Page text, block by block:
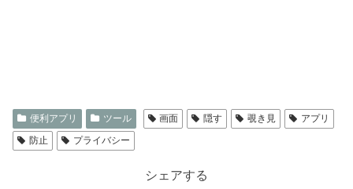
便利アプリ ツール 画面 隠す 覗き見
アプリ
防止
プライバシー
シェアする